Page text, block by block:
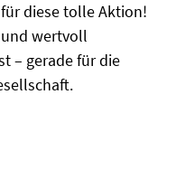
diese tolle Aktion!
und wertvoll
– gerade für die